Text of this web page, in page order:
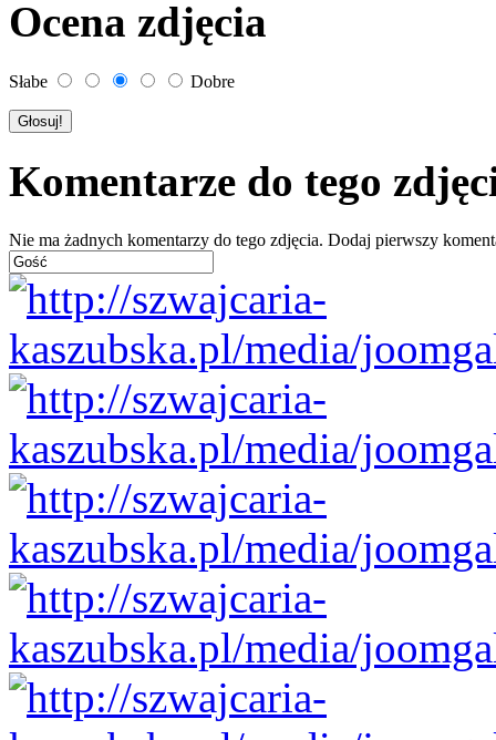
Ocena zdjęcia
Słabe Dobre
Komentarze do tego
Nie ma żadnych komentarzy do tego zdjęcia. Dodaj pierwszy